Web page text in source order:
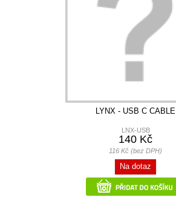
LYNX - USB C CABLE
LNX-USB
140 Kč
116 Kč (bez DPH)
Na dotaz